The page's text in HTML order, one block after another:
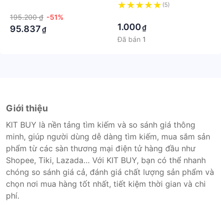
Túi Khắc Phục Hậu Quả Đơn
Giản Cho Học Sinh Nghệ
195.200 ₫ -51%
95.837₫
nữ phim hoạt hình ví tiền xu
tạo cô gái dễ thương túi tiền
xu Phụ kiện túi thẻ ID sinh
(5)
1.000₫
Đã bán 1
Giới thiệu
KIT BUY là nền tảng tìm kiếm và so sánh giá thông
minh, giúp người dùng dễ dàng tìm kiếm, mua sắm sản
phẩm từ các sàn thương mại điện tử hàng đầu như
Shopee, Tiki, Lazada… Với KIT BUY, bạn có thể nhanh
chóng so sánh giá cả, đánh giá chất lượng sản phẩm và
chọn nơi mua hàng tốt nhất, tiết kiệm thời gian và chi
phí.